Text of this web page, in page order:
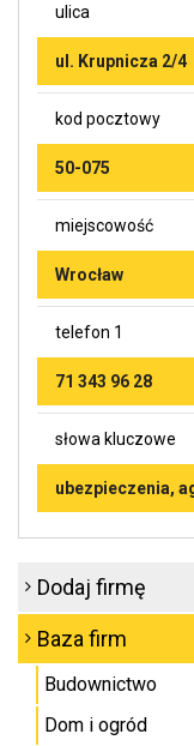
ulica
ul. Krupnicza 2/4
kod pocztowy
50-075
miejscowość
Wrocław
telefon 1
71 343 96 28
słowa kluczowe
ubezpieczenia,
Dodaj firmę
Baza firm
Budownictwo
Dom i ogród